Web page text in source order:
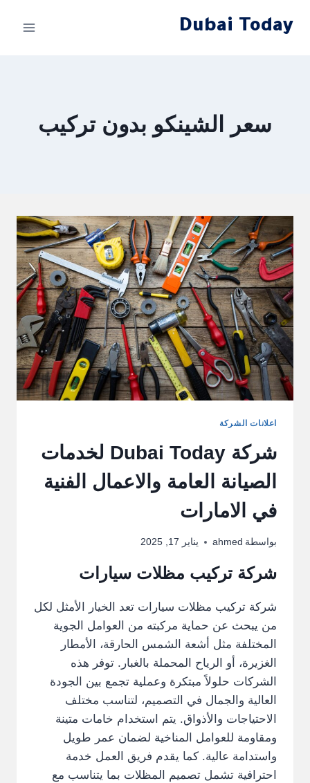
Dubai Today
سعر الشينكو بدون تركيب
اعلانات الشركة
شركة Dubai Today لخدمات
الصيانة العامة والاعمال الفنية
في الامارات
بواسطة ahmed يناير 17, 2025
شركة تركيب مظلات سيارات
شركة تركيب مظلات سيارات تعد الخيار الأمثل لكل
من يبحث عن حماية مركبته من العوامل الجوية
المختلفة مثل أشعة الشمس الحارقة، الأمطار
الغزيرة، أو الرياح المحملة بالغبار. توفر هذه
الشركات حلولاً مبتكرة وعملية تجمع بين الجودة
العالية والجمال في التصميم، لتناسب مختلف
الاحتياجات والأذواق. يتم استخدام خامات متينة
ومقاومة للعوامل المناخية لضمان عمر طويل
واستدامة عالية. كما يقدم فريق العمل خدمة
احترافية تشمل تصميم المظلات بما يتناسب مع